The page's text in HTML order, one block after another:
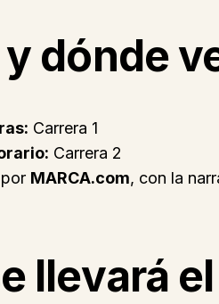
dónde
Carrera 1
Carrera 2
MARCA.com, con la
llevará